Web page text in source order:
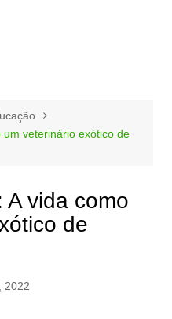
um veterinário exótico de
A vida como
de
2022